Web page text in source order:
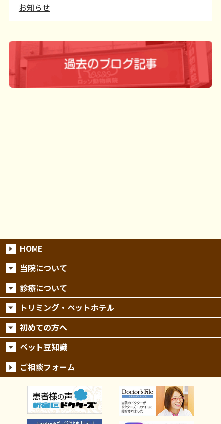
お知らせ
HOME
当院について
診療について
トリミング・ペットホテル
初めての方へ
ペット豆知識
ご相談フォーム